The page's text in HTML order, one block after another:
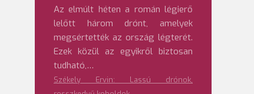
Az elmúlt héten a román légierő
lelőtt három drónt, amelyek
megsértették az ország légterét.
Ezek közül az egyikről biztosan
tudható,…
Székely Ervin: Lassú drónok,